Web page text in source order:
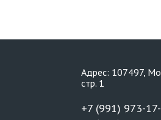
Адрес: 107497,
стр. 1
+7 (991) 973-